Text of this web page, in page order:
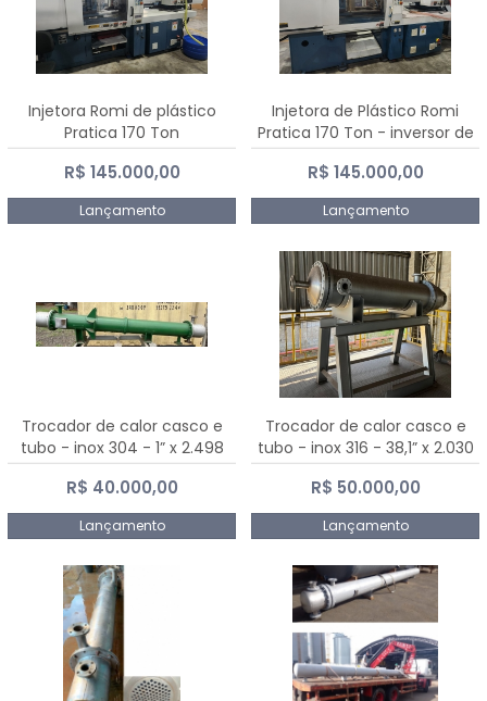
Injetora Romi de plástico
Pratica 170 Ton
R$ 145.000,00
Lançamento
Injetora de Plástico Romi
Pratica 170 Ton - inversor de
frequência NR 12
R$ 145.000,00
Lançamento
Trocador de calor casco e
tubo - inox 304 - 1” x 2.498
mm
R$ 40.000,00
Lançamento
Trocador de calor casco e
tubo - inox 316 - 38,1” x 2.030
mm
R$ 50.000,00
Lançamento